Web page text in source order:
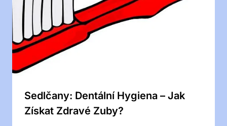
Sedlčany: Dentální Hygiena – Jak
Získat Zdravé Zuby?